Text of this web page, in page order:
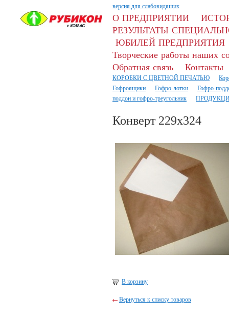
версия для слабовидящих
О ПРЕДПРИЯТИИ
РЕЗУЛЬТАТЫ
ЮБИЛЕЙ ПРЕДПРИЯТИЯ
Творческие работы наших
Обратная связь
Контакты
КОРОБКИ С ЦВЕТНОЙ ПЕЧАТЬЮ
Гофроящики
Гофро-лотки
Гофро-
поддон и гофро-треугольник
Конверт 229х324
В корзину
Вернуться к списку товаров